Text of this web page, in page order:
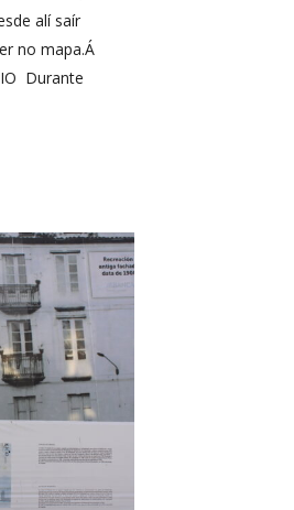
alí saír
no mapa.Á
Durante